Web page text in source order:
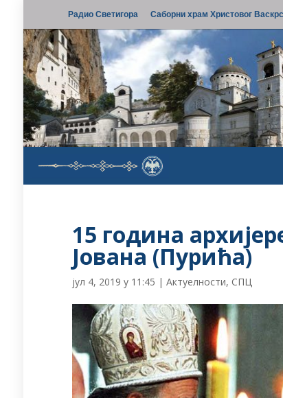
Радио Светигора Саборни храм Христовог
15 година
Јована (Пурића)
јул 4, 2019 у 11:45 |Актуелности, СПЦ